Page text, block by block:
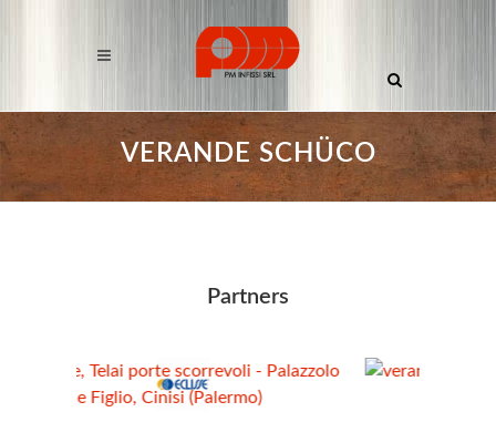
VERANDE SCHÜCO
Partners